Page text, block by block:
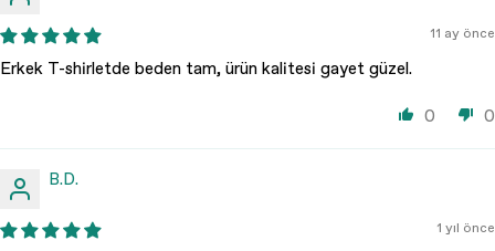
11 ay önce
Erkek T-shirletde beden tam, ürün kalitesi gayet güzel.
0 0
B.D.
1 yıl önce